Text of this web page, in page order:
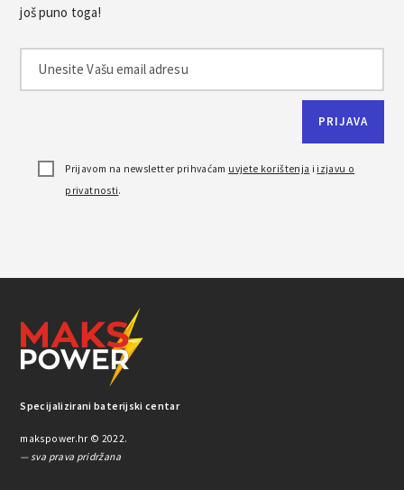
još puno toga!
Prijavom na newsletter prihvaćam uvjete korištenja i izjavu o
privatnosti.
Specijalizirani baterijski centar
makspower.hr © 2022.
— sva prava pridržana